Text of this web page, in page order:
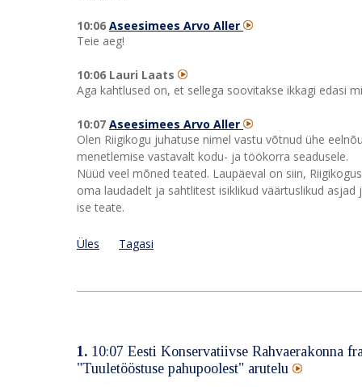
10:06 Aseesimees Arvo Aller
Teie aeg!
10:06 Lauri Laats
Aga kahtlused on, et sellega soovitakse ikkagi edasi
10:07 Aseesimees Arvo Aller
Olen Riigikogu juhatuse nimel vastu võtnud ühe
menetlemise vastavalt kodu- ja töökorra seadusele.
Nüüd veel mõned teated. Laupäeval on siin,
oma laudadelt ja sahtlitest isiklikud väärtuslikud
ise teate.
Üles Tagasi
1. 10:07 Eesti Konservatiivse Rahvaerakonna
"Tuuletööstuse pahupoolest" arutelu